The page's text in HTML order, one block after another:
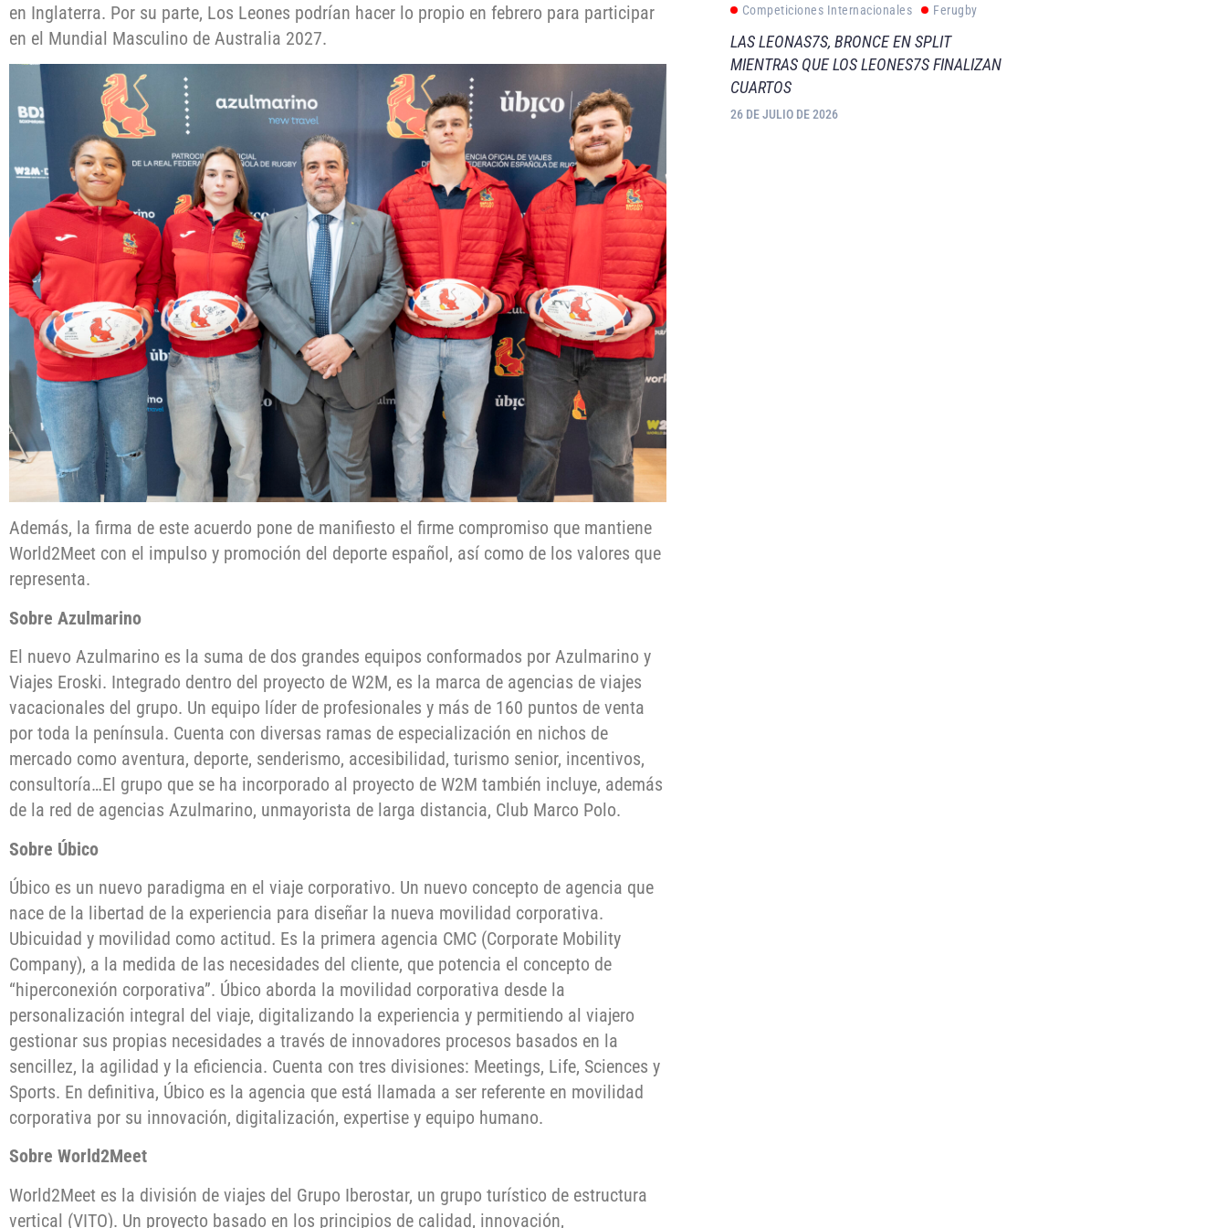
en Inglaterra. Por su parte, Los Leones podrían hacer lo propio en febrero para participar
en el Mundial Masculino de Australia 2027.
Además, la firma de este acuerdo pone de manifiesto el firme compromiso que mantiene
World2Meet con el impulso y promoción del deporte español, así como de los valores que
representa.
Sobre Azulmarino
El nuevo Azulmarino es la suma de dos grandes equipos conformados por Azulmarino y
Viajes Eroski. Integrado dentro del proyecto de W2M, es la marca de agencias de viajes
vacacionales del grupo. Un equipo líder de profesionales y más de 160 puntos de venta
por toda la península. Cuenta con diversas ramas de especialización en nichos de
mercado como aventura, deporte, senderismo, accesibilidad, turismo senior, incentivos,
consultoría…El grupo que se ha incorporado al proyecto de W2M también incluye, además
de la red de agencias Azulmarino, unmayorista de larga distancia, Club Marco Polo.
Sobre Úbico
Úbico es un nuevo paradigma en el viaje corporativo. Un nuevo concepto de agencia que
nace de la libertad de la experiencia para diseñar la nueva movilidad corporativa.
Ubicuidad y movilidad como actitud. Es la primera agencia CMC (Corporate Mobility
Company), a la medida de las necesidades del cliente, que potencia el concepto de
“hiperconexión corporativa”. Úbico aborda la movilidad corporativa desde la
personalización integral del viaje, digitalizando la experiencia y permitiendo al viajero
gestionar sus propias necesidades a través de innovadores procesos basados en la
sencillez, la agilidad y la eficiencia. Cuenta con tres divisiones: Meetings, Life, Sciences y
Sports. En definitiva, Úbico es la agencia que está llamada a ser referente en movilidad
corporativa por su innovación, digitalización, expertise y equipo humano.
Sobre World2Meet
World2Meet es la división de viajes del Grupo Iberostar, un grupo turístico de estructura
vertical (VITO). Un proyecto basado en los principios de calidad, innovación,
Competiciones Internacionales
Ferugby
LAS LEONAS7S, BRONCE EN SPLIT
MIENTRAS QUE LOS LEONES7S FINALIZAN
CUARTOS
26 DE JULIO DE 2026